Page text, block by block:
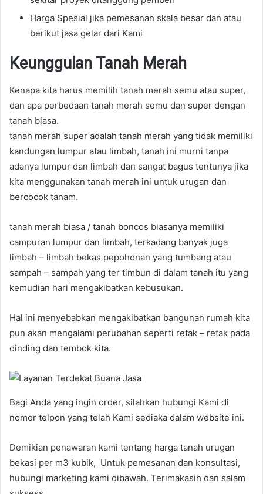
Harga Spesial jika pemesanan skala besar dan atau
berikut jasa gelar dari Kami
Keunggulan Tanah Merah
Kenapa kita harus memilih tanah merah semu atau super,
dan apa perbedaan tanah merah semu dan super dengan
tanah biasa.
tanah merah super adalah tanah merah yang tidak memiliki
kandungan lumpur atau limbah, tanah ini murni tanpa
adanya lumpur dan limbah dan sangat bagus tentunya jika
kita menggunakan tanah merah ini untuk urugan dan
bercocok tanam.
tanah merah biasa / tanah boncos biasanya memiliki
campuran lumpur dan limbah, terkadang banyak juga
limbah – limbah bekas pepohonan yang tumbang atau
sampah – sampah yang ter timbun di dalam tanah itu yang
kemudian hari mengakibatkan kebusukan.
Hal ini menyebabkan mengakibatkan bangunan rumah kita
pun akan mengalami perubahan seperti retak – retak pada
dinding dan tembok kita.
Bagi Anda yang ingin order, silahkan hubungi Kami di
nomor telpon yang telah Kami sediaka dalam website ini.
Demikian penawaran kami tentang harga tanah urugan
bekasi per m3 kubik, Untuk pemesanan dan konsultasi,
hubungi marketing kami dibawah. Terimakasih dan salam